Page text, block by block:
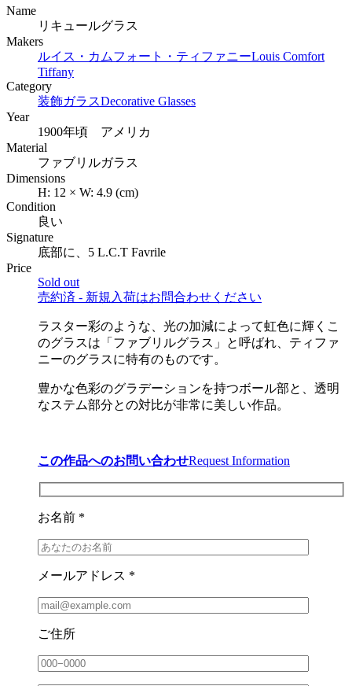
Name
リキュールグラス
Makers
ルイス・カムフォート・ティファニーLouis Comfort
Tiffany
Category
装飾ガラスDecorative Glasses
Year
1900年頃 アメリカ
Material
ファブリルガラス
Dimensions
H: 12 × W: 4.9 (cm)
Condition
良い
Signature
底部に、5 L.C.T Favrile
Price
Sold out
売約済 - 新規入荷はお問合わせください
ラスター彩のような、光の加減によって虹色に輝くこ
のグラスは「ファブリルグラス」と呼ばれ、ティファ
ニーのグラスに特有のものです。
豊かな色彩のグラデーションを持つボール部と、透明
なステム部分との対比が非常に美しい作品。
この作品へのお問い合わせRequest Information
お名前 *
メールアドレス *
ご住所